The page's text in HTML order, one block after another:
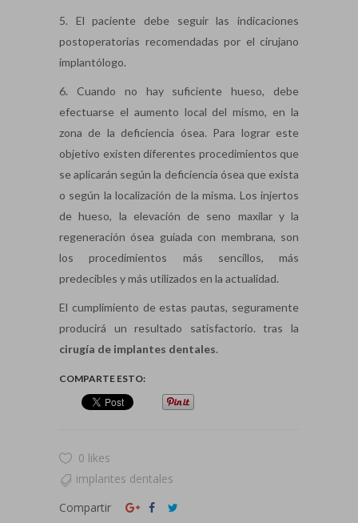
5. El paciente debe seguir las indicaciones
postoperatorias recomendadas por el cirujano
implantólogo.
6. Cuando no hay suficiente hueso, debe
efectuarse el aumento local del mismo, en la
zona de la deficiencia ósea. Para lograr este
objetivo existen diferentes procedimientos que
se aplicarán según la deficiencia ósea que exista
o según la localización de la misma. Los injertos
de hueso, la elevación de seno maxilar y la
regeneración ósea guiada con membrana, son
los procedimientos más sencillos, más
predecibles y más utilizados en la actualidad.
El cumplimiento de estas pautas, seguramente
producirá un resultado satisfactorio. tras la
cirugía de implantes dentales.
COMPARTE ESTO:
0 likes
implantes dentales
Compartir